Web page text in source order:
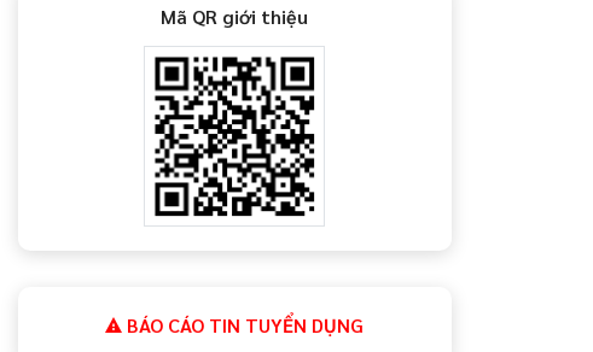
Mã QR giới thiệu
BÁO CÁO TIN TUYỂN DỤNG